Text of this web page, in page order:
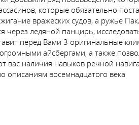
которые обязательно
вражеских судов, а ружье
через ледяной панцирь,
перед Вами 3 оригинальные
айсбергами, а также
вас наличия навыков речной
описаниям восемнадцатого века